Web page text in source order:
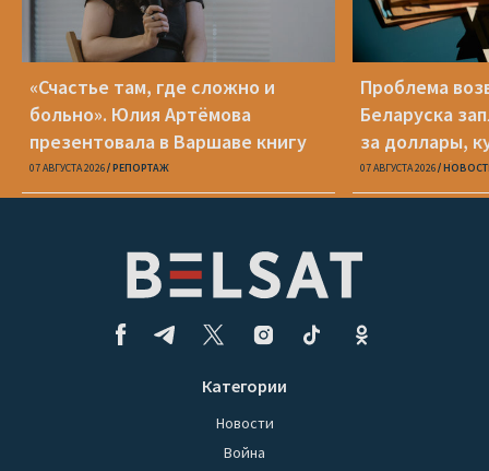
«Счастье там, где сложно и
больно». Юлия Артёмова
презентовала в Варшаве книгу
«Пока я искала слова»
07 АВГУСТА 2026 РЕПОРТАЖ
Проблема
Беларуска
за доллары,
07 АВГУСТА 2026
Категории
Новости
Война